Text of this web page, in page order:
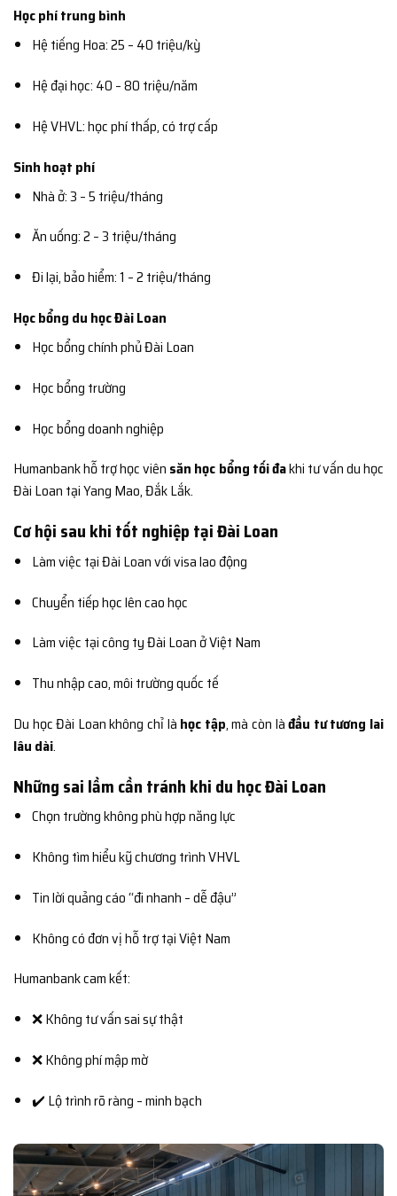
Học phí trung bình
Hệ tiếng Hoa: 25 – 40 triệu/kỳ
Hệ đại học: 40 – 80 triệu/năm
Hệ VHVL: học phí thấp, có trợ cấp
Sinh hoạt phí
Nhà ở: 3 – 5 triệu/tháng
Ăn uống: 2 – 3 triệu/tháng
Đi lại, bảo hiểm: 1 – 2 triệu/tháng
Học bổng du học Đài Loan
Học bổng chính phủ Đài Loan
Học bổng trường
Học bổng doanh nghiệp
Humanbank hỗ trợ học viên săn học bổng tối đakhi tư vấn du học
Đài Loan tại Yang Mao, Đắk Lắk.
Cơ hội sau khi tốt nghiệp tại Đài Loan
Làm việc tại Đài Loan với visa lao động
Chuyển tiếp học lên cao học
Làm việc tại công ty Đài Loan ở Việt Nam
Thu nhập cao, môi trường quốc tế
Du học Đài Loan không chỉ là học tập, mà còn làđầu tư tương lai
lâu dài.
Những sai lầm cần tránh khi du học Đài Loan
Chọn trường không phù hợp năng lực
Không tìm hiểu kỹ chương trình VHVL
Tin lời quảng cáo “đi nhanh – dễ đậu”
Không có đơn vị hỗ trợ tại Việt Nam
Humanbank cam kết:
❌ Không tư vấn sai sự thật
❌ Không phí mập mờ
✔️ Lộ trình rõ ràng – minh bạch